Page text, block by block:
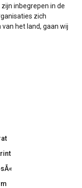
inbegrepen in de
zich
het land, gaan wij